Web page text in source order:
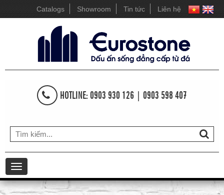
Catalogs Showroom Tin tức Liên hệ
HOTLINE: 0903 930 126 | 0903 598 407
Toggle
navigation